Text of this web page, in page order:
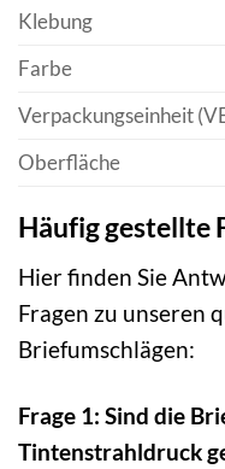
Klebung
Farbe
Verpackungseinheit
Oberfläche
Häufig gestellte
Hier finden Sie
Fragen zu unseren
Briefumschlägen:
Frage 1: Sind die
Tintenstrahldruck